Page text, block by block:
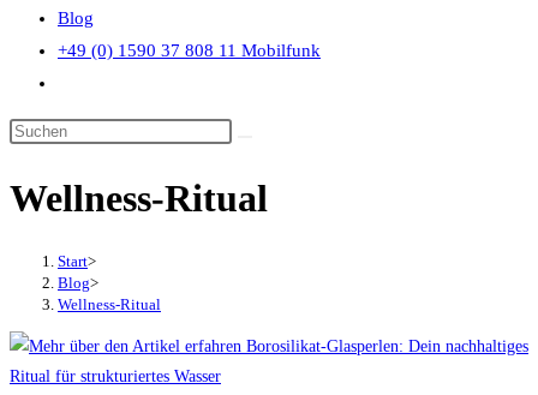
the
panel.
Blog
+49 (0) 1590 37 808 11 Mobilfunk
umschalten
Diese
durchsuchen
Wellness-Ritual
Start>
Blog>
Wellness-Ritual